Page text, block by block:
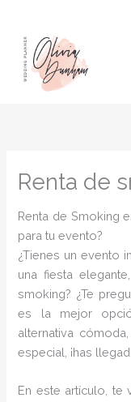
contenido
Renta de
Renta de Smoking
para tu evento?
¿Tienes un evento
una fiesta
smoking? ¿Te
es la mejor
alternativa
especial, ¡has
En este artículo, te